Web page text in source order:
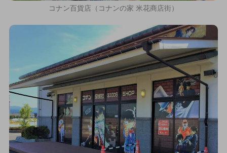
コナン百貨店（コナンの家 米花商店街）